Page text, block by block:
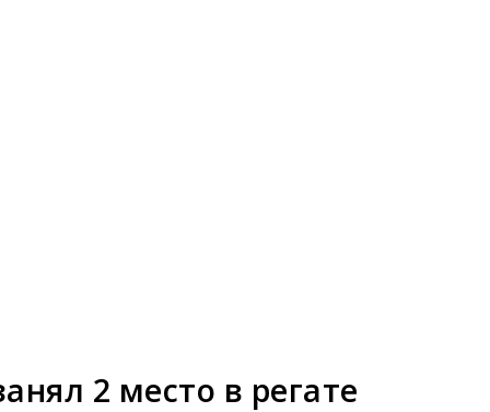
2 место в регате